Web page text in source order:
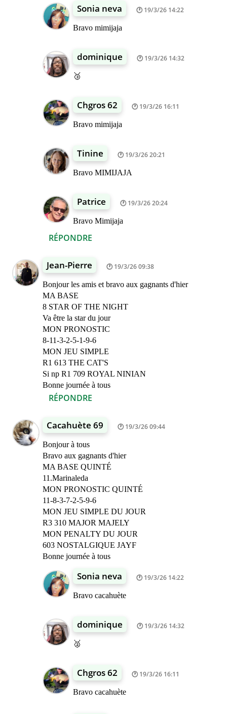
RÉPONDRE
Sonia neva 19/3/26 14:22
Bravo mimijaja
dominique 19/3/26 14:32
🥉
Chgros 62 19/3/26 16:11
Bravo mimijaja
Tinine 19/3/26 20:21
Bravo MIMIJAJA
Patrice 19/3/26 20:24
Bravo Mimijaja
Jean-Pierre 19/3/26 09:38
Bonjour les amis et bravo aux gagnants d'hier
MA BASE
8 STAR OF THE NIGHT
Va être la star du jour
MON PRONOSTIC
8-11-3-2-5-1-9-6
MON JEU SIMPLE
R1 613 THE CAT'S
Si np R1 709 ROYAL NINIAN
Bonne journée à tous
RÉPONDRE
Cacahuète 69 19/3/26 09:44
Bonjour à tous
Bravo aux gagnants d'hier
MA BASE QUINTÉ
11.Marinaleda
MON PRONOSTIC QUINTÉ
11-8-3-7-2-5-9-6
MON JEU SIMPLE DU JOUR
R3 310 MAJOR MAJELY
MON PENALTY DU JOUR
603 NOSTALGIQUE JAYF
Bonne journée à tous
Sonia neva 19/3/26 14:22
Bravo cacahuète
dominique 19/3/26 14:32
🥈
Chgros 62 19/3/26 16:11
Bravo cacahuète